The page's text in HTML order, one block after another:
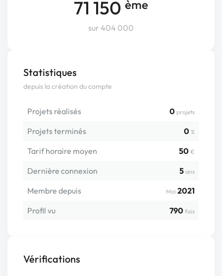
71 150 ème
sur 404 000
Statistiques
depuis la création du compte
Projets réalisés 0 projets
Projets terminés 0 %
Tarif horaire moyen 50 €
Dernière connexion 5 ans
Membre depuis Mai 2021
Profil vu
790 fois
Vérifications